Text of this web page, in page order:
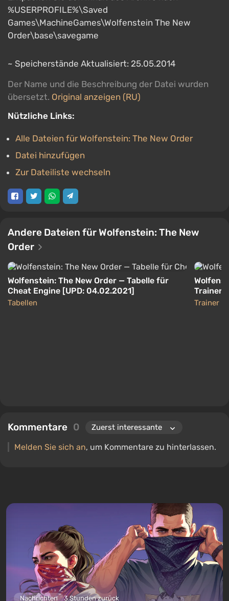
%USERPROFILE%\Saved
Games\MachineGames\Wolfenstein The New
Order\base\savegame
~ Speicherstände Aktualisiert: 25.05.2014
Der Name und die Beschreibung der Datei wurden
übersetzt. Original anzeigen (RU)
Nützliche Links:
Alle Dateien für Wolfenstein: The New Order
Datei hinzufügen
Zur Dateiliste wechseln
Andere Dateien für Wolfenstein: The New
Order
Wolfenstein: The New Order — Tabelle für
Cheat Engine [UPD: 04.02.2021]
Tabellen
Trainer
Trainer
Kommentare 0
Melden Sie sich an, um Kommentare zu hinterlassen.
Nachrichten 3 Stunden zurück